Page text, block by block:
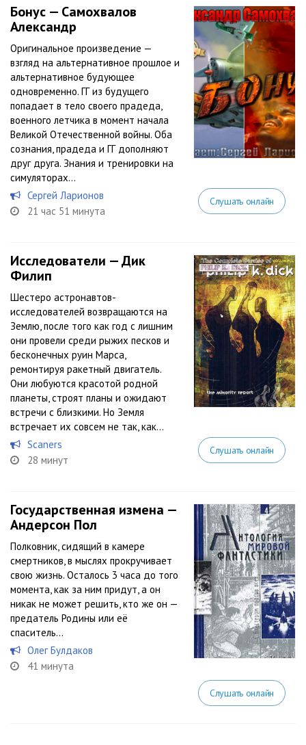
Бонус — Самохвалов
Александр
Оригинальное произведение —
взгляд на альтернативное прошлое и
альтернативное будующее
одновременно. ГГ из будущего
попадает в тело своего прадеда,
военного летчика в момент начала
Великой Отечественной войны. Оба
сознания, прадеда и ГГ дополняют
друг друга. Знания и тренировки на
симуляторах...
Сергей Ларионов
21 час 51 минута
Слушать онлайн
Исследователи — Дик
Филип
Шестеро астронавтов-
исследователей возвращаются на
Землю, после того как год с лишним
они провели среди рыжих песков и
бесконечных руин Марса,
ремонтируя ракетный двигатель.
Они любуются красотой родной
планеты, строят планы и ожидают
встречи с близкими. Но Земля
встречает их совсем не так, как...
Scaners
28 минут
Слушать онлайн
Государственная измена —
Андерсон Пол
Полковник, сидящий в камере
смертников, в мыслях прокручивает
свою жизнь. Осталось 3 часа до того
момента, как за ним придут, а он
никак не может решить, кто же он —
предатель Родины или её
спаситель…
Олег Булдаков
41 минута
Слушать онлайн